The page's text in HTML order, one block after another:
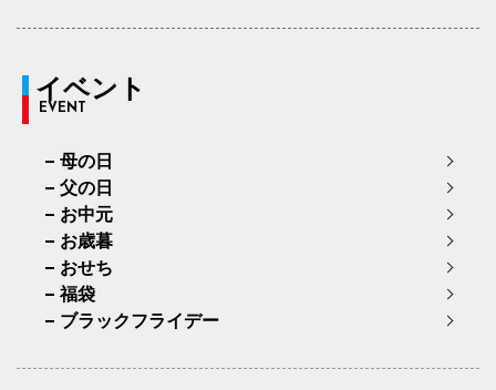
イベント
EVENT
母の日
父の日
お中元
お歳暮
おせち
福袋
ブラックフライデー